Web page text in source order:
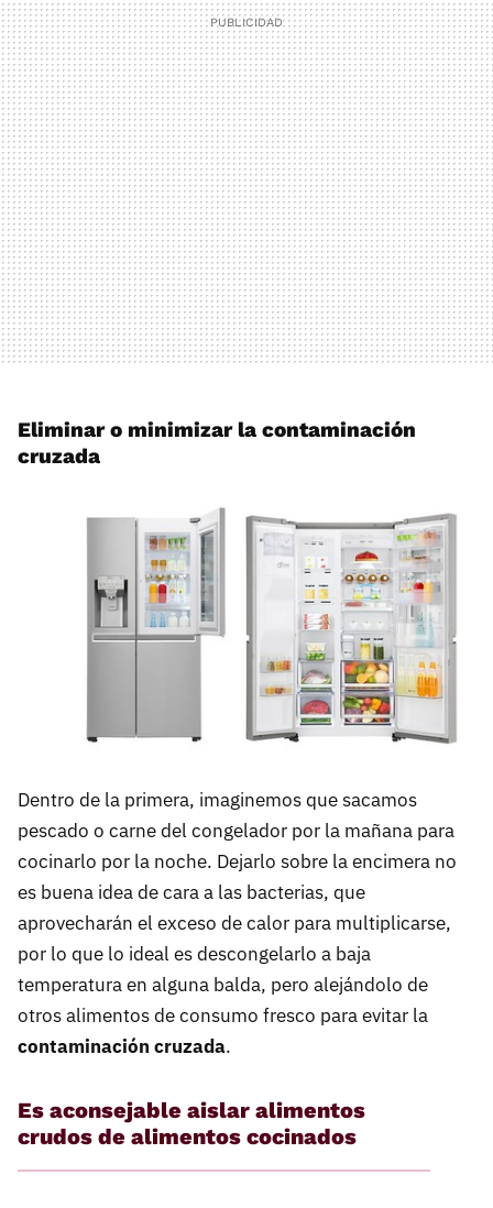
Eliminar o minimizar la contaminación
cruzada
Dentro de la primera, imaginemos que sacamos
pescado o carne del congelador por la mañana para
cocinarlo por la noche. Dejarlo sobre la encimera no
es buena idea de cara a las bacterias, que
aprovecharán el exceso de calor para multiplicarse,
por lo que lo ideal es descongelarlo a baja
temperatura en alguna balda, pero alejándolo de
otros alimentos de consumo fresco para evitar la
contaminación cruzada.
Es aconsejable aislar alimentos
crudos de alimentos cocinados